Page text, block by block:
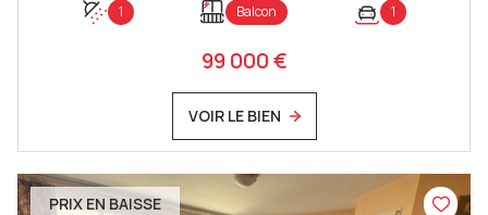
1 Balcon 1
99 000 €
VOIR LE BIEN
PRIX EN BAISSE